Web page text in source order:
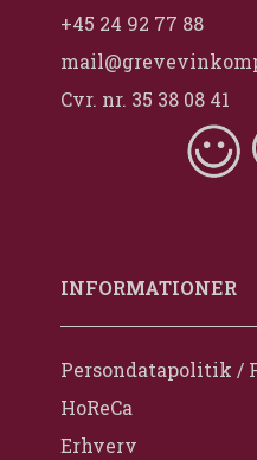
+45 24 92 77 88
Cvr. nr. 35 38 08 41
INFORMATIONER
Persondatapolitik /
HoReCa
Erhverv